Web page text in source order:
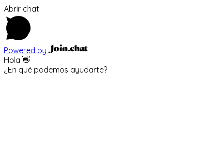
Abrir chat
Powered by
Hola 👋
¿En qué podemos ayudarte?